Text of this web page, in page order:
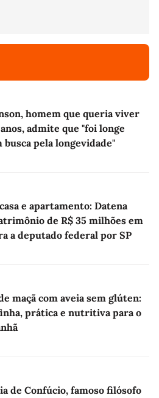
homem que queria viver
admite que "foi longe
busca pela longevidade"
e apartamento: Datena
de R$ 35 milhões em
a deputado federal por SP
maçã com aveia sem glúten:
prática e nutritiva para o
de Confúcio, famoso filósofo